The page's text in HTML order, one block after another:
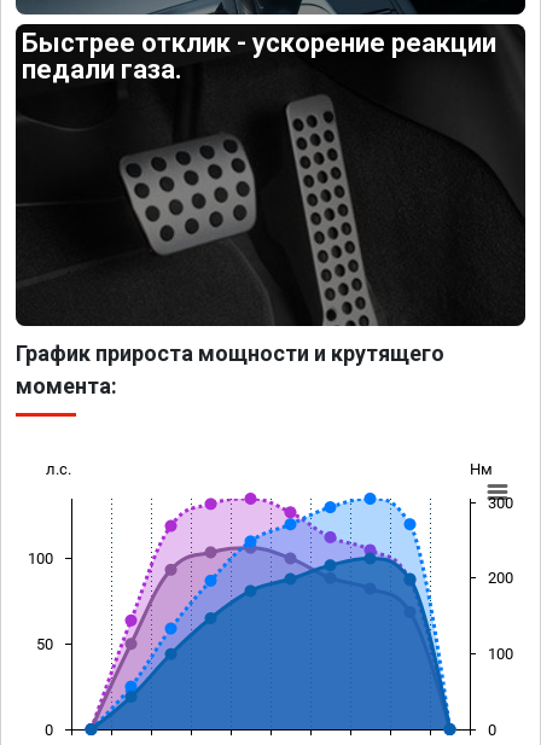
Быстрее отклик - ускорение реакции
педали газа.
График прироста мощности и крутящего
момента:
л.с. Нм
0
50
100
0
100
200
300